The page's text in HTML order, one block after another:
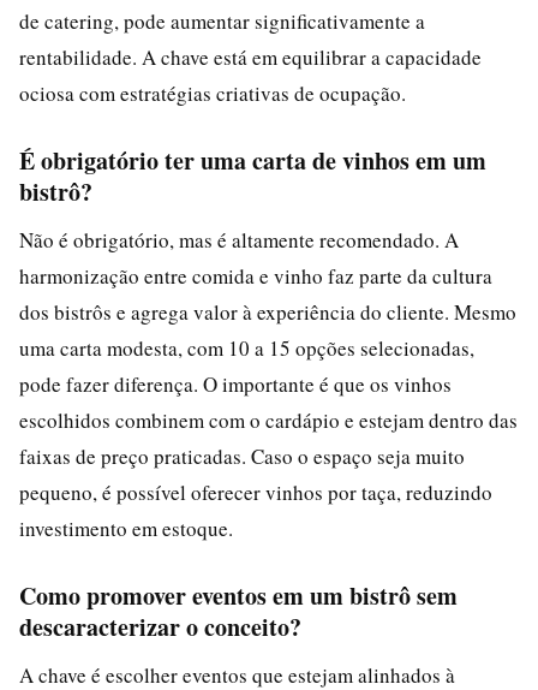
de catering, pode aumentar significativamente a
rentabilidade. A chave está em equilibrar a capacidade
ociosa com estratégias criativas de ocupação.
É obrigatório ter uma carta de vinhos em um
bistrô?
Não é obrigatório, mas é altamente recomendado. A
harmonização entre comida e vinho faz parte da cultura
dos bistrôs e agrega valor à experiência do cliente. Mesmo
uma carta modesta, com 10 a 15 opções selecionadas,
pode fazer diferença. O importante é que os vinhos
escolhidos combinem com o cardápio e estejam dentro das
faixas de preço praticadas. Caso o espaço seja muito
pequeno, é possível oferecer vinhos por taça, reduzindo
investimento em estoque.
Como promover eventos em um bistrô sem
descaracterizar o conceito?
A chave é escolher eventos que estejam alinhados à